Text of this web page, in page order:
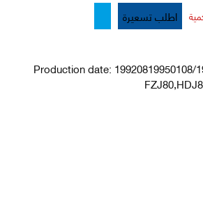
اطلب تسعيرة
Production date: 19920819950108/